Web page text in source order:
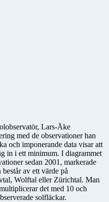
Lars-Åke
med de observationer han
och imponerande data visar att
in i ett minimum. I diagrammet
sedan 2001, markerade
av ett värde på
Wolftal eller Zürichtal. Man
det med 10 och
solfläckar.